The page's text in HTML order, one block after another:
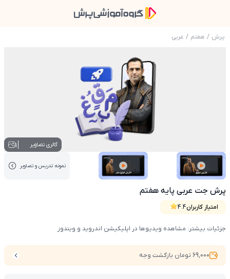
پرش / هفتم / عربی
عکس محصول پرش جت عربی پایه هفتم
گالری تصاویر 1
عکس کاور نمونه تدریس
نمونه تدریس‌ و تصاویر
پرش جت عربی پایه هفتم
امتیاز کاربران4.4
جزئیات بیشتر: مشاهده ویدیوها در اپلیکیشن اندروید و ویندوز
69,000 تومان بازگشت وجه